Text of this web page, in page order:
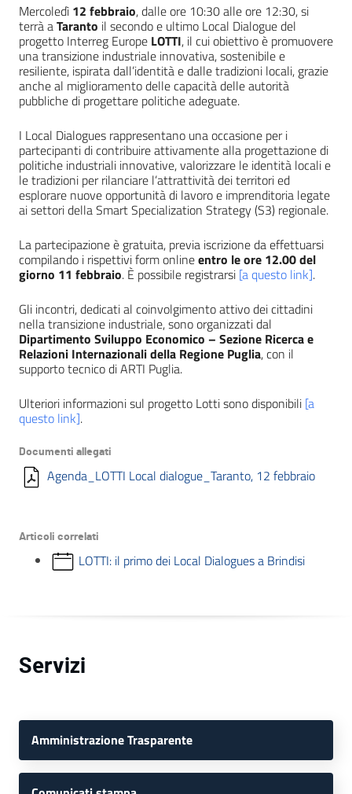
Mercoledì 12 febbraio, dalle ore 10:30 alle ore 12:30, si
terrà aTaranto il secondo e ultimo Local Dialogue del
progetto Interreg Europe LOTTI, il cui obiettivo è promuovere
una transizione industriale innovativa, sostenibile e
resiliente, ispirata dall’identità e dalle tradizioni locali, grazie
anche al miglioramento delle capacità delle autorità
pubbliche di progettare politiche adeguate.
I Local Dialogues rappresentano una occasione per i
partecipanti di contribuire attivamente alla progettazione di
politiche industriali innovative, valorizzare le identità locali e
le tradizioni per rilanciare l’attrattività dei territori ed
esplorare nuove opportunità di lavoro e imprenditoria legate
ai settori della Smart Specialization Strategy (S3) regionale.
La partecipazione è gratuita, previa iscrizione da effettuarsi
compilando i rispettivi form onlineentro le ore 12.00 del
giorno 11 febbraio. È possibile registrarsi [a questo link].
Gli incontri, dedicati al coinvolgimento attivo dei cittadini
nella transizione industriale, sono organizzati dal
Dipartimento Sviluppo Economico – Sezione Ricerca e
Relazioni Internazionali della Regione Puglia, con il
supporto tecnico di ARTI Puglia.
Ulteriori informazioni sul progetto Lotti sono disponibili [a
questo link].
Documenti allegati
Agenda_LOTTI Local dialogue_Taranto, 12 febbraio
Articoli correlati
LOTTI: il primo dei Local Dialogues a Brindisi
Servizi
Amministrazione Trasparente